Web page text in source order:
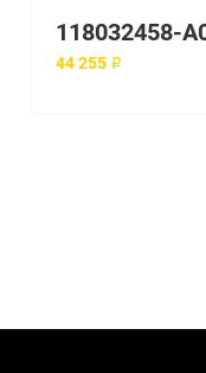
44 255 ₽